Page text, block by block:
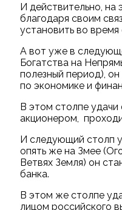
И действительно, на
благодаря своим
установить во время
А вот уже в
Богатства на
полезный период),
по экономике и
В этом столпе удачи
акционером,
И следующий столп
опять же на Змее
Ветвях Земля) он
банка.
В этом же столпе
лицом российского